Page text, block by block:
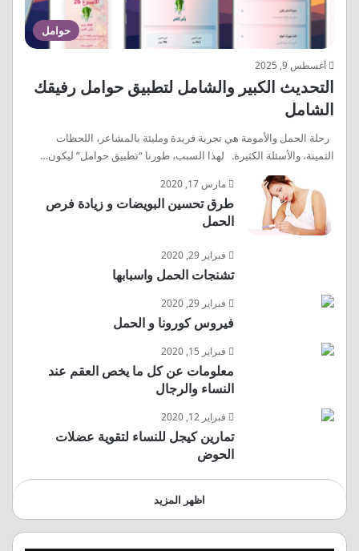
حوامل
أغسطس 9, 2025
التحديث الكبير والشامل لتطبيق حوامل رفيقك
الشامل
رحلة الحمل والأمومة هي تجربة فريدة ومليئة بالمشاعر، اللحظات
الثمينة، والأسئلة الكثيرة. لهذا السبب، طورنا “تطبيق حوامل” ليكون…
مارس 17, 2020
طرق تحسين البويضات و زيادة فرص
الحمل
فبراير 29, 2020
تشنجات الحمل واسبابها
فبراير 29, 2020
فيروس كورونا و الحمل
فبراير 15, 2020
معلومات عن كل ما يخص العقم عند
النساء والرجال
فبراير 12, 2020
تمارين كيجل للنساء لتقوية عضلات
الحوض
اظهر المزيد